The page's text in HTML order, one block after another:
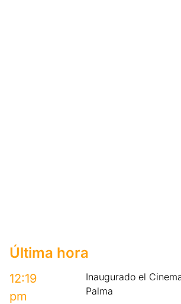
Última hora
12:19
pm
Inaugurado el
Palma